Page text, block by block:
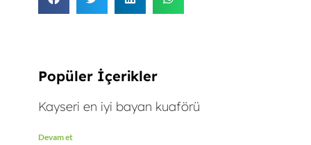
Popüler İçerikler
Kayseri en iyi bayan kuaförü
Devam et